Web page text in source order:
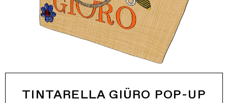
TINTARELLA GIÜRO POP-UP